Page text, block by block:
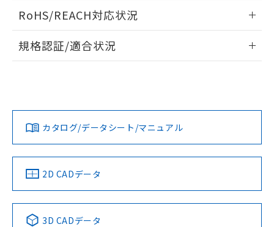
RoHS/REACH対応状況
EU RoHS 注意事項・凡例
対応済み
中国 RoHS 注意事項・凡例
規格認証/適合状況
LR型式承認
（イギリス
船舶規格）
DNV型式承認
（ノルウェー
BV型式承認
（フランス
KR型式
（韓国
No No No No
カタログ/データシート/マニュアル
2D CADデータ
3D CADデータ
および当社の共同利用者が、当社の製
品・サービスに関するお客様との取
引・商談に必要な範囲で利用すること
をご了承ください。
※当社の共同利用者とは、"個人情報
下記の非含有証明書をダウンロードするこ
とができます。
EU RoHS指令（10物質）の非含有証明書
物質の対応では、対応完了までの期間は出
荷製品に未対応品が混在することから備考
欄に対応日を記載しておりました。
既に当社にて対応品への在庫切替を完了
していることから、特段のことがない限
り、2022年1月12日より割愛しておりま
す。
合意する キャンセル